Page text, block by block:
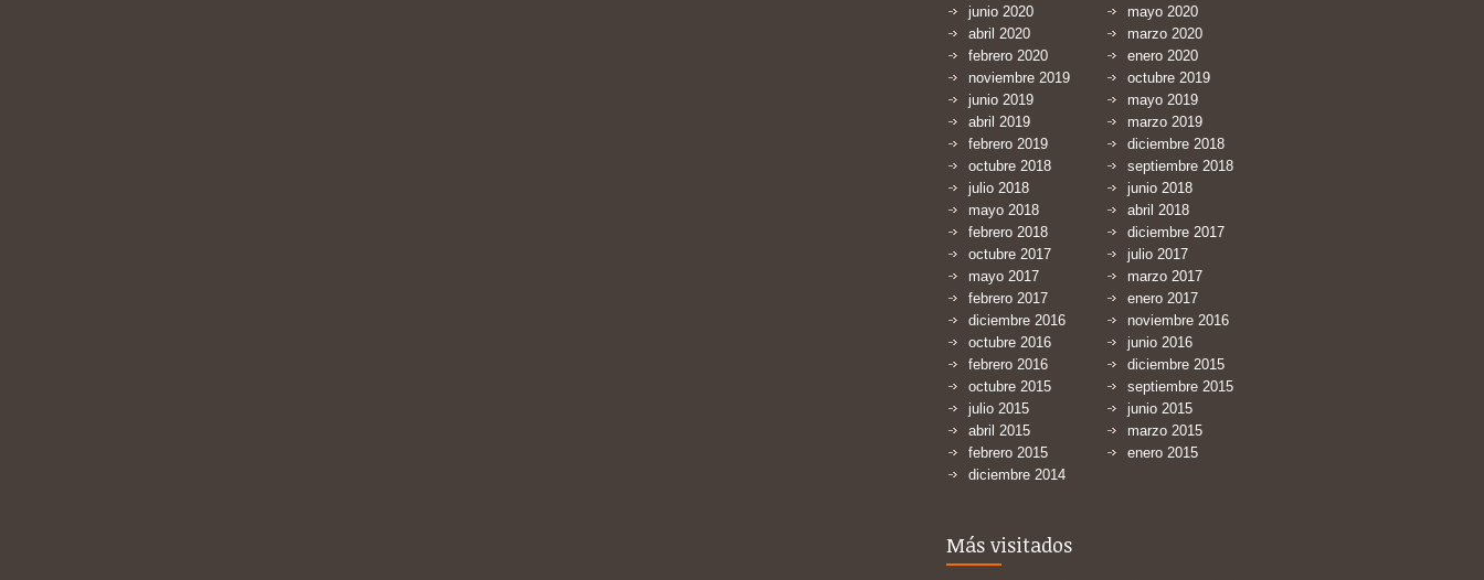
junio 2020
mayo 2020
abril 2020
marzo 2020
febrero 2020
enero 2020
noviembre 2019
octubre 2019
junio 2019
mayo 2019
abril 2019
marzo 2019
febrero 2019
diciembre 2018
octubre 2018
septiembre 2018
julio 2018
junio 2018
mayo 2018
abril 2018
febrero 2018
diciembre 2017
octubre 2017
julio 2017
mayo 2017
marzo 2017
febrero 2017
enero 2017
diciembre 2016
noviembre 2016
octubre 2016
junio 2016
febrero 2016
diciembre 2015
octubre 2015
septiembre 2015
julio 2015
junio 2015
abril 2015
marzo 2015
febrero 2015
enero 2015
diciembre 2014
Más visitados